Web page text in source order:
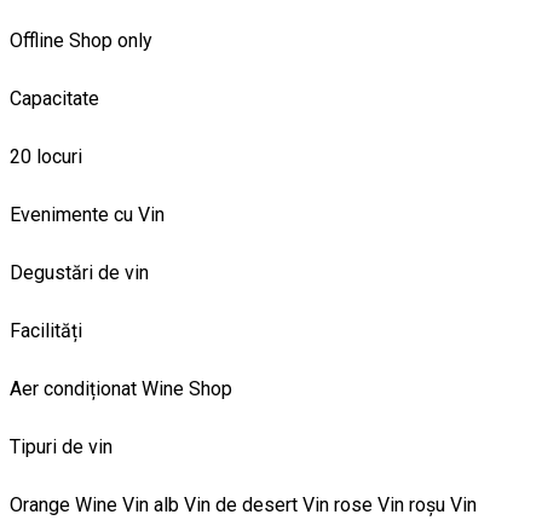
Offline Shop only
Capacitate
20 locuri
Evenimente cu Vin
Degustări de vin
Facilități
Aer condiționat Wine Shop
Tipuri de vin
Orange Wine Vin alb Vin de desert Vin rose Vin roșu Vin